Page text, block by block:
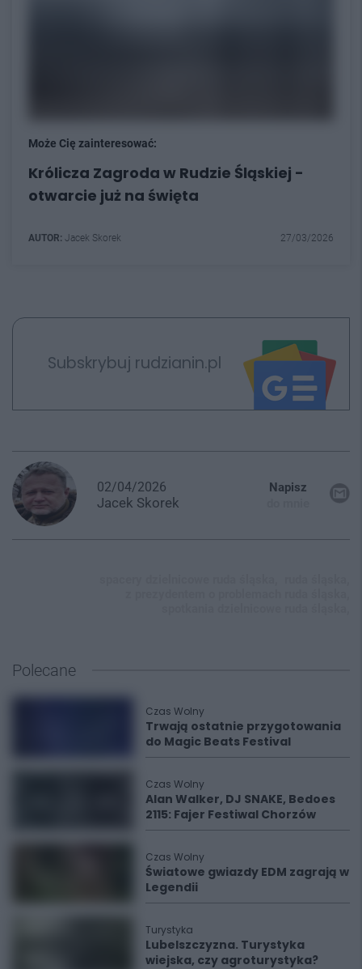
Może Cię zainteresować:
Królicza Zagroda w Rudzie Śląskiej -
otwarcie już na święta
AUTOR: Jacek Skorek 27/03/2026
Subskrybuj rudzianin.pl
02/04/2026
Jacek Skorek
Napisz
Polecane
Czas Wolny
Trwają ostatnie przygotowania
do Magic Beats Festival
Czas Wolny
Alan Walker, DJ SNAKE, Bedoes
2115: Fajer Festiwal Chorzów
Czas Wolny
Światowe gwiazdy EDM zagrają w
Legendii
Turystyka
Lubelszczyzna. Turystyka
wiejska, czy agroturystyka?